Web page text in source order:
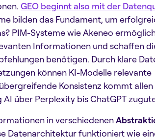
GEO beginnt also mit der
bilden das Fundament, um
PIM-Systeme wie Akeneo
Informationen und schaffen
benötigen. Durch klare
können KI-Modelle relevante
Konsistenz kommt allen
über Perplexity bis ChatGPT
in verschiedenen
Datenarchitektur funktioniert wie